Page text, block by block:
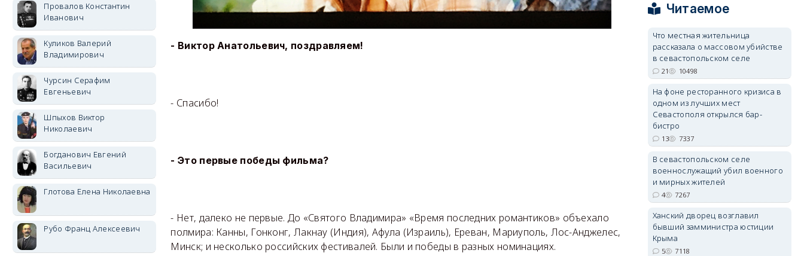
- Виктор Анатольевич, поздравляем!
- Спасибо!
- Это первые победы фильма?
- Нет, далеко не первые. До «Святого Владимира» «Время последних романтиков» объехало
полмира: Канны, Гонконг, Лакнау (Индия), Афула (Израиль), Ереван, Мариуполь, Лос-Анджелес,
Минск; и несколько российских фестивалей. Были и победы в разных номинациях.
Провалов Константин
Иванович
Куликов Валерий
Владимирович
Чурсин Серафим
Евгеньевич
Шпыхов Виктор
Николаевич
Богданович Евгений
Васильевич
Глотова Елена Николаевна
Рубо Франц Алексеевич
erid: 2SDnjcrDNw6
erid: 2SDnjdPjgYS
Читаемое
Что местная жительница
рассказала о массовом убийстве
в севастопольском селе
21 10498
На фоне ресторанного кризиса в
одном из лучших мест
Севастополя открылся бар-
бистро
13 7337
В севастопольском селе
военнослужащий убил военного
и мирных жителей
4 7267
Ханский дворец возглавил
бывший замминистра юстиции
Крыма
5 7118